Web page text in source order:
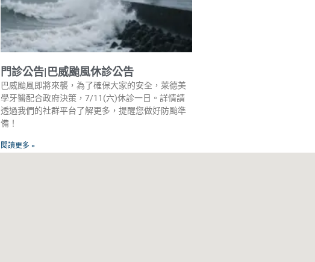
門診公告|巴威颱風休診公告
巴威颱風即將來襲，為了確保大家的安全，萊德美
學牙醫配合政府決策，7/11(六)休診一日。詳情請
透過我們的社群平台了解更多，提醒您做好防颱準
備！
閱讀更多 »